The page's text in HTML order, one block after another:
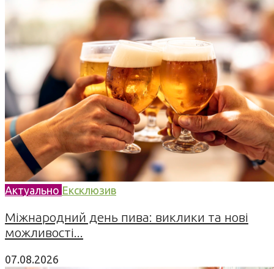
Актуально Ексклюзив
Міжнародний день пива: виклики та нові
можливості...
07.08.2026